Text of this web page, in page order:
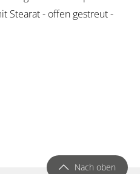
Stearat - offen gestreut -
Nach oben